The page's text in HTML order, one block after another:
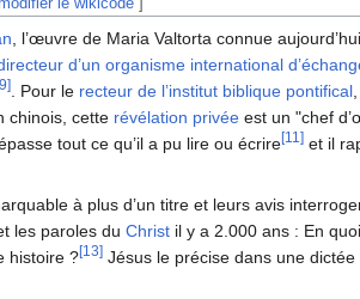
, l’œuvre de Maria Valtorta connue
d’un organisme international
. Pour le recteur de l’institut biblique pontifical
chinois, cette révélation privée est un "chef
tout ce qu’il a pu lire ou écrire[11] et il
à plus d’un titre et leurs avis
les paroles du Christ il y a 2.000 ans : En
histoire ?[13] Jésus le précise dans une dictée